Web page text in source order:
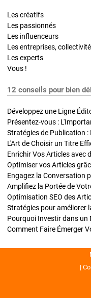
Les créatifs
Les passionnés
Les influenceurs
Les entreprises,
Les experts
Vous !
12 conseils pour bien
Développez une Ligne
Présentez-vous :
L'Art de Choisir un Titre
Optimiser vos Articles
Engagez la Conversation
Amplifiez la Portée de